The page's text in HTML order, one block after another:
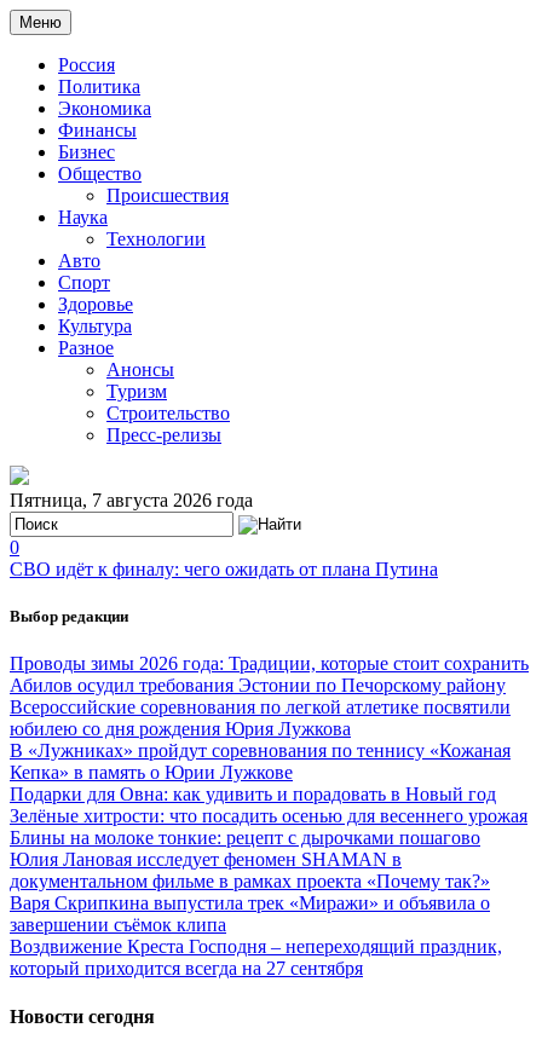
Меню
Россия
Политика
Экономика
Финансы
Бизнес
Общество
Происшествия
Наука
Технологии
Авто
Спорт
Здоровье
Культура
Разное
Анонсы
Туризм
Строительство
Пресс-релизы
Пятница, 7 августа 2026 года
0
СВО идёт к финалу: чего ожидать от плана Путина
Выбор редакции
Проводы зимы 2026 года: Традиции, которые стоит сохранить
Абилов осудил требования Эстонии по Печорскому району
Всероссийские соревнования по легкой атлетике посвятили
юбилею со дня рождения Юрия Лужкова
В «Лужниках» пройдут соревнования по теннису «Кожаная
Кепка» в память о Юрии Лужкове
Подарки для Овна: как удивить и порадовать в Новый год
Зелёные хитрости: что посадить осенью для весеннего урожая
Блины на молоке тонкие: рецепт с дырочками пошагово
Юлия Лановая исследует феномен SHAMAN в
документальном фильме в рамках проекта «Почему так?»
Варя Скрипкина выпустила трек «Миражи» и объявила о
завершении съёмок клипа
Воздвижение Креста Господня – непереходящий праздник,
который приходится всегда на 27 сентября
Новости сегодня